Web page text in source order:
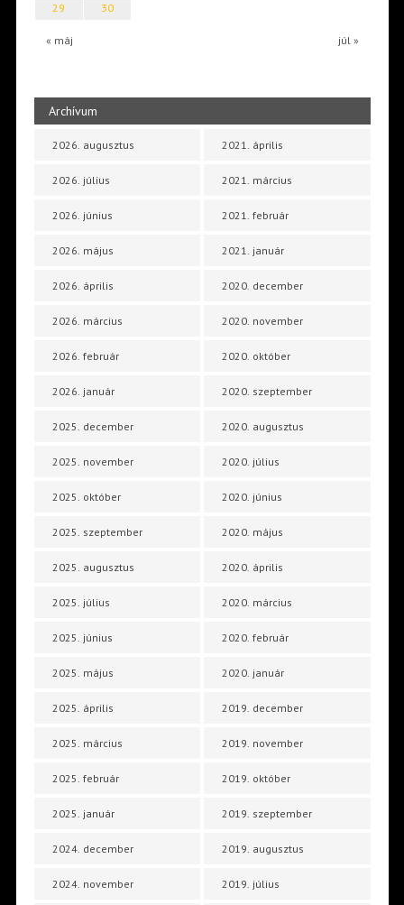
« máj júl »
29
30
Archívum
2026. augusztus
2026. július
2026. június
2026. május
2026. április
2026. március
2026. február
2026. január
2025. december
2025. november
2025. október
2025. szeptember
2025. augusztus
2025. július
2025. június
2025. május
2025. április
2025. március
2025. február
2025. január
2024. december
2024. november
2021. április
2021. március
2021. február
2021. január
2020. december
2020. november
2020. október
2020. szeptember
2020. augusztus
2020. július
2020. június
2020. május
2020. április
2020. március
2020. február
2020. január
2019. december
2019. november
2019. október
2019. szeptember
2019. augusztus
2019. július